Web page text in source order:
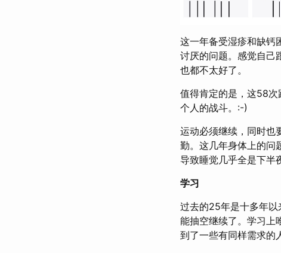
这一年备受湿疹和缺钙
讨厌的问题。感觉自己
也都不太好了。
值得肯定的是，这58
个人的战斗。:-)
运动必须继续，同时也
勤。这几年身体上的问
导致睡觉几乎全是下半
学习
过去的25年是十多年以
能抽空继续了。学习上
到了一些有同样需求的